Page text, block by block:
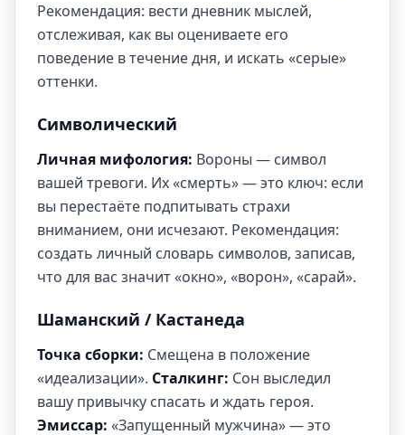
Рекомендация: вести дневник мыслей,
отслеживая, как вы оцениваете его
поведение в течение дня, и искать «серые»
оттенки.
Символический
Личная мифология: Вороны — символ
вашей тревоги. Их «смерть» — это ключ: если
вы перестаёте подпитывать страхи
вниманием, они исчезают. Рекомендация:
создать личный словарь символов, записав,
что для вас значит «окно», «ворон», «сарай».
Шаманский / Кастанеда
Точка сборки: Смещена в положение
«идеализации». Сталкинг: Сон выследил
вашу привычку спасать и ждать героя.
Эмиссар: «Запущенный мужчина» — это